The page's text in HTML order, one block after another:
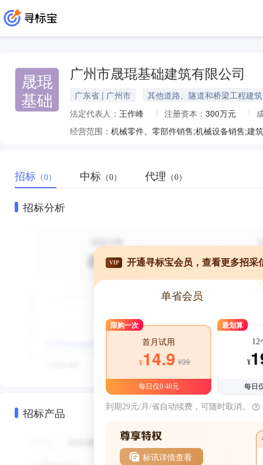
晟琨
基础
广州市晟琨基础建筑有限公司
广东省 | 广州市
其他道路、隧道和桥梁工程建筑
法定代表人： 王作峰 注册资本： 300万元
经营范围：
招标 （0） 中标 （0） 代理 （0）
招标分析
招标产品
VIP 开通寻标宝会员，查看更多招采
单省会员
限购一次
首月试用
¥14.9 ¥39
每日仅0.48元
最划算
12
¥
每日
到期29元/月/省自动续费，可随时取消。
标讯详情查看